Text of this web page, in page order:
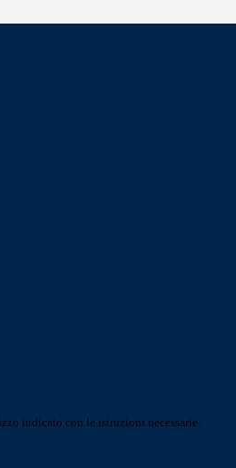
indicato con le istruzioni necessarie.